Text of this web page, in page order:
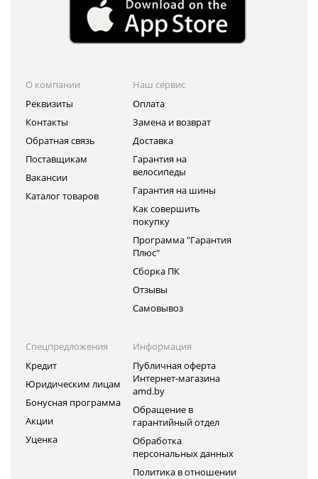
О компании
Реквизиты
Контакты
Обратная связь
Поставщикам
Вакансии
Каталог товаров
Наш сервис
Оплата
Замена и возврат
Доставка
Гарантия на
велосипеды
Гарантия на шины
Как совершить
покупку
Программа "Гарантия
Плюс"
Сборка ПК
Отзывы
Самовывоз
Спецпредложения
Кредит
Юридическим лицам
Бонусная программа
Акции
Уценка
Информация
Публичная оферта
Интернет-магазина
amd.by
Обращение в
гарантийный отдел
Обработка
персональных данных
Политика в отношении